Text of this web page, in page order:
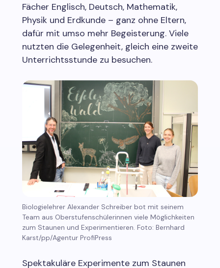
Fächer Englisch, Deutsch, Mathematik,
Physik und Erdkunde – ganz ohne Eltern,
dafür mit umso mehr Begeisterung. Viele
nutzten die Gelegenheit, gleich eine zweite
Unterrichtsstunde zu besuchen.
Biologielehrer Alexander Schreiber bot mit seinem
Team aus Oberstufenschülerinnen viele Möglichkeiten
zum Staunen und Experimentieren. Foto: Bernhard
Karst/pp/Agentur ProfiPress
Spektakuläre Experimente zum Staunen